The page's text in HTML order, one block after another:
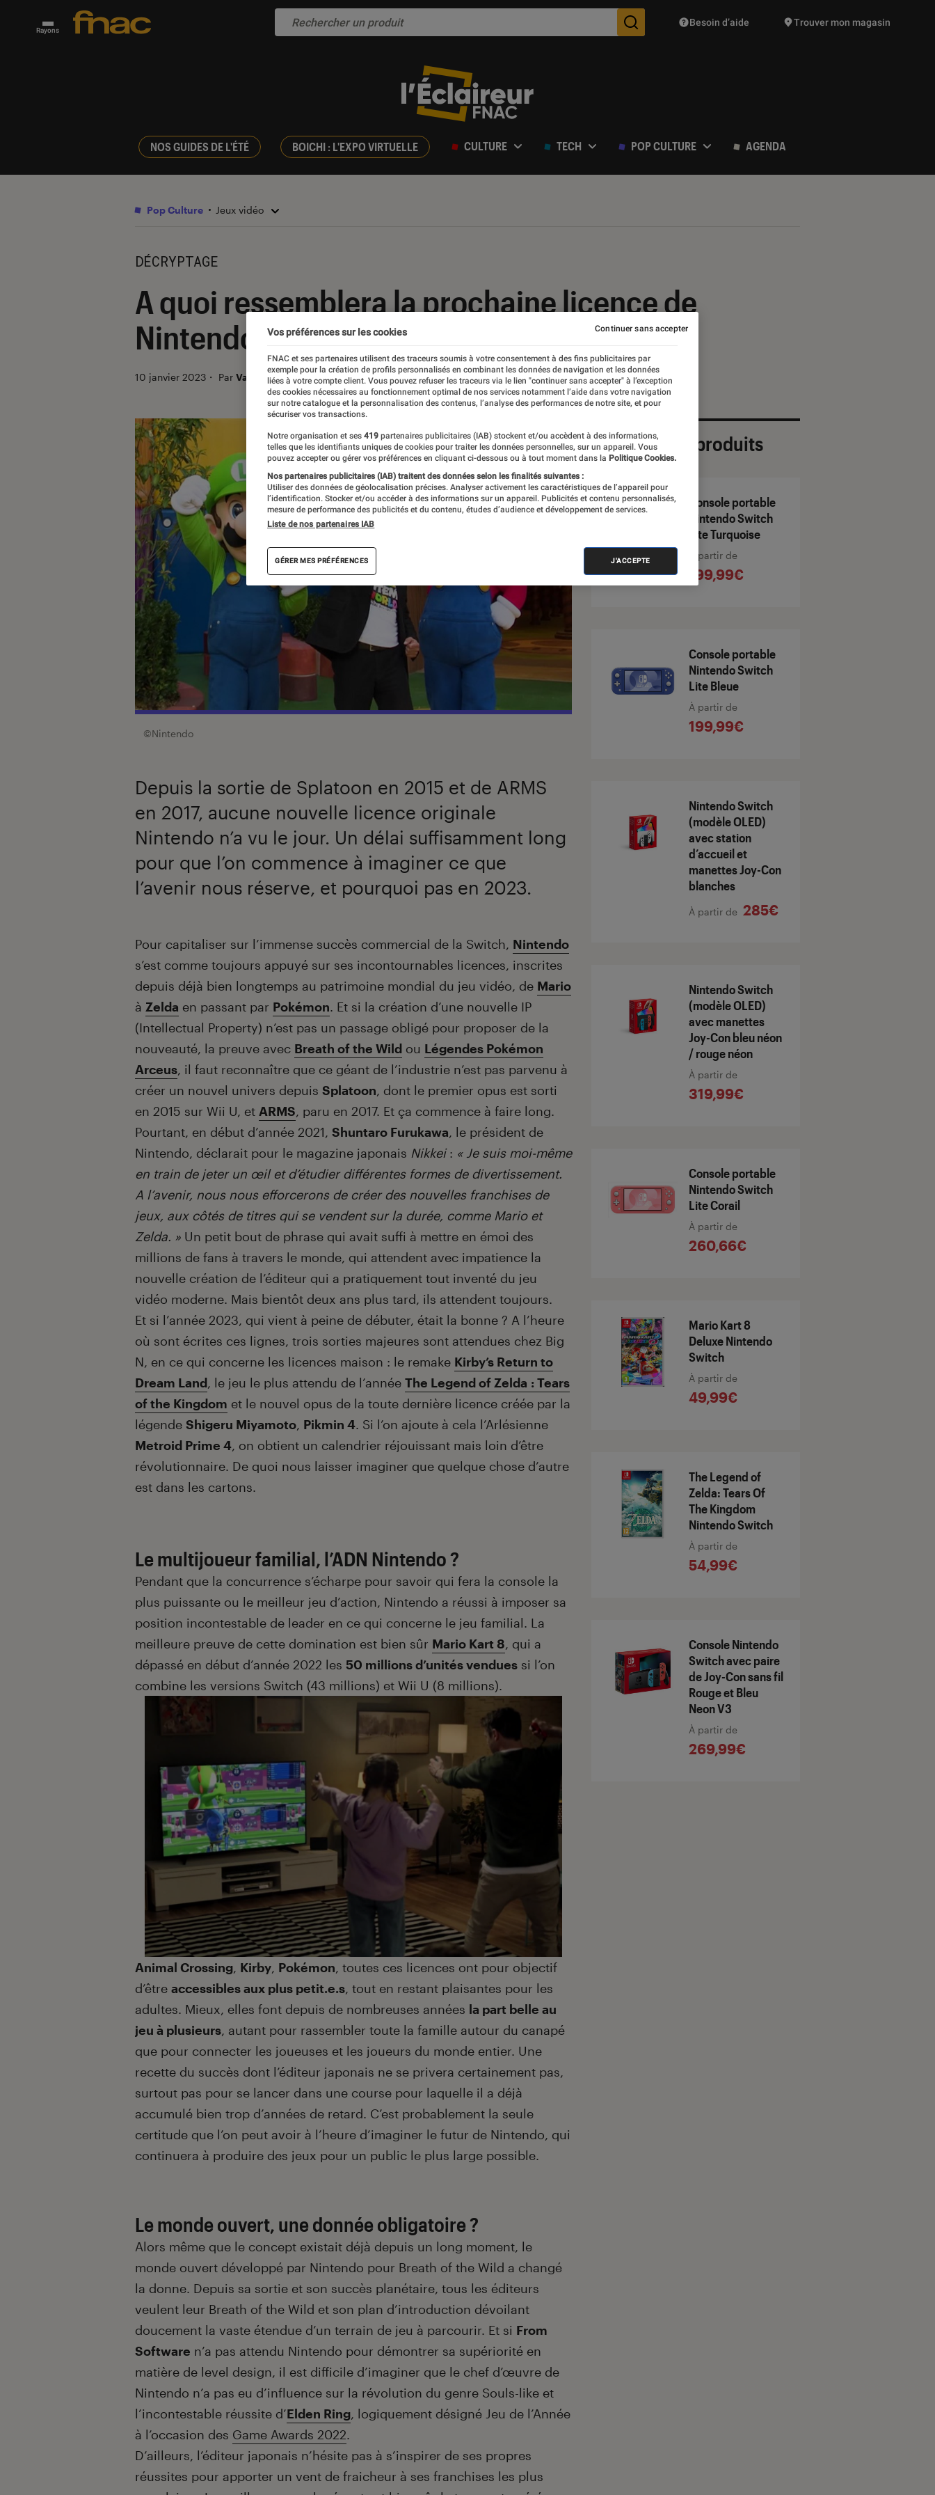
Rayons Des suggestions de produits vont vous être proposées
Besoin d’aide Trouver mon magasin
NOS GUIDES DE L'ÉTÉ BOICHI : L'EXPO VIRTUELLE CULTURE TECH POP CULTURE AGENDA
Pop Culture Jeux vidéo
DÉCRYPTAGE
A quoi ressemblera la prochaine licence de
Nintendo ?
10 janvier 2023 ・ Par Valentin Boulet
©Nintendo
Depuis la sortie de Splatoon en 2015 et de ARMS
en 2017, aucune nouvelle licence originale
Nintendo n’a vu le jour. Un délai suffisamment long
pour que l’on commence à imaginer ce que
l’avenir nous réserve, et pourquoi pas en 2023.
Introduction
Pour capitaliser sur l’immense succès commercial de la Switch, Nintendo
s’est comme toujours appuyé sur ses incontournables licences, inscrites
depuis déjà bien longtemps au patrimoine mondial du jeu vidéo, de Mario
à Zelda en passant par Pokémon. Et si la création d’une nouvelle IP
(Intellectual Property) n’est pas un passage obligé pour proposer de la
nouveauté, la preuve avec Breath of the Wild ou Légendes Pokémon
Arceus, il faut reconnaître que ce géant de l’industrie n’est pas parvenu à
créer un nouvel univers depuis Splatoon, dont le premier opus est sorti
en 2015 sur Wii U, et ARMS, paru en 2017. Et ça commence à faire long.
Pourtant, en début d’année 2021, Shuntaro Furukawa, le président de
Nintendo, déclarait pour le magazine japonais Nikkei: « Je suis moi-même
en train de jeter un œil et d’étudier différentes formes de divertissement.
A l’avenir, nous nous efforcerons de créer des nouvelles franchises de
jeux, aux côtés de titres qui se vendent sur la durée, comme Mario et
Zelda. » Un petit bout de phrase qui avait suffi à mettre en émoi des
millions de fans à travers le monde, qui attendent avec impatience la
nouvelle création de l’éditeur qui a pratiquement tout inventé du jeu
vidéo moderne. Mais bientôt deux ans plus tard, ils attendent toujours.
Et si l’année 2023, qui vient à peine de débuter, était la bonne ? A l’heure
où sont écrites ces lignes, trois sorties majeures sont attendues chez Big
N, en ce qui concerne les licences maison : le remake Kirby’s Return to
Dream Land, le jeu le plus attendu de l’année The Legend of Zelda : Tears
of the Kingdom et le nouvel opus de la toute dernière licence créée par la
légende Shigeru Miyamoto, Pikmin 4. Si l’on ajoute à cela l’Arlésienne
Metroid Prime 4, on obtient un calendrier réjouissant mais loin d’être
révolutionnaire. De quoi nous laisser imaginer que quelque chose d’autre
est dans les cartons.
Le multijoueur familial, l’ADN Nintendo ?
Pendant que la concurrence s’écharpe pour savoir qui fera la console la
plus puissante ou le meilleur jeu d’action, Nintendo a réussi à imposer sa
position incontestable de leader en ce qui concerne le jeu familial. La
meilleure preuve de cette domination est bien sûr Mario Kart 8, qui a
dépassé en début d’année 2022 les 50 millions d’unités vendues si l’on
combine les versions Switch (43 millions) et Wii U (8 millions).
Animal Crossing, Kirby, Pokémon, toutes ces licences ont pour objectif
d’être accessibles aux plus petit.e.s, tout en restant plaisantes pour les
adultes. Mieux, elles font depuis de nombreuses années la part belle au
jeu à plusieurs, autant pour rassembler toute la famille autour du canapé
que pour connecter les joueuses et les joueurs du monde entier. Une
recette du succès dont l’éditeur japonais ne se privera certainement pas,
surtout pas pour se lancer dans une course pour laquelle il a déjà
accumulé bien trop d’années de retard. C’est probablement la seule
certitude que l’on peut avoir à l’heure d’imaginer le futur de Nintendo, qui
continuera à produire des jeux pour un public le plus large possible.
Le monde ouvert, une donnée obligatoire ?
Alors même que le concept existait déjà depuis un long moment, le
monde ouvert développé par Nintendo pour Breath of the Wild a changé
la donne. Depuis sa sortie et son succès planétaire, tous les éditeurs
veulent leur Breath of the Wild et son plan d’introduction dévoilant
doucement la vaste étendue d’un terrain de jeu à parcourir. Et si From
Software n’a pas attendu Nintendo pour démontrer sa supériorité en
matière de level design, il est difficile d’imaginer que le chef d’œuvre de
Nintendo n’a pas eu d’influence sur la révolution du genre Souls-like et
l’incontestable réussite d’Elden Ring, logiquement désigné Jeu de l’Année
à l’occasion des Game Awards 2022.
D’ailleurs, l’éditeur japonais n’hésite pas à s’inspirer de ses propres
réussites pour apporter un vent de fraicheur à ses franchises les plus
Sélection de produits
Console portable
Nintendo Switch
Lite Turquoise
À partir de
199,99€
Console portable
Nintendo Switch
Lite Bleue
À partir de
199,99€
Nintendo Switch
(modèle OLED)
avec station
d’accueil et
manettes Joy-Con
blanches
À partir de 285€
Nintendo Switch
(modèle OLED)
avec manettes
Joy-Con bleu néon
/ rouge néon
À partir de
319,99€
Console portable
Nintendo Switch
Lite Corail
À partir de
260,66€
Mario Kart 8
Deluxe Nintendo
Switch
À partir de
49,99€
The Legend of
Zelda: Tears Of
The Kingdom
Nintendo Switch
À partir de
54,99€
Console Nintendo
Switch avec paire
de Joy-Con sans fil
Rouge et Bleu
Neon V3
À partir de
269,99€
Vos préférences sur les cookies
FNAC et ses partenaires utilisent des traceurs soumis à votre consentement à des fins publicitaires par
exemple pour la création de profils personnalisés en combinant les données de navigation et les données
liées à votre compte client. Vous pouvez refuser les traceurs via le lien "continuer sans accepter" à l’exception
des cookies nécessaires au fonctionnement optimal de nos services notamment l’aide dans votre navigation
sur notre catalogue et la personnalisation des contenus, l’analyse des performances de notre site, et pour
sécuriser vos transactions.
Notre organisation et ses 419 partenaires publicitaires (IAB) stockent et/ou accèdent à des informations,
telles que les identifiants uniques de cookies pour traiter les données personnelles, sur un appareil. Vous
pouvez accepter ou gérer vos préférences en cliquant ci-dessous ou à tout moment dans la Politique Cookies.
Nos partenaires publicitaires (IAB) traitent des données selon les finalités suivantes :
Utiliser des données de géolocalisation précises. Analyser activement les caractéristiques de l’appareil pour
l’identification. Stocker et/ou accéder à des informations sur un appareil. Publicités et contenu personnalisés,
mesure de performance des publicités et du contenu, études d’audience et développement de services.
Liste de nos partenaires IAB
GÉRER MES PRÉFÉRENCES J'ACCEPTE
Continuer sans accepter